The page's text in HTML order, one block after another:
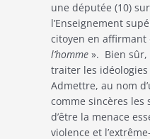
une députée (10)
l’Enseignement
citoyen en affirmant
l’homme». Bien sûr,
traiter les idéologies
Admettre, au nom
comme sincères
d’être la menace
violence et